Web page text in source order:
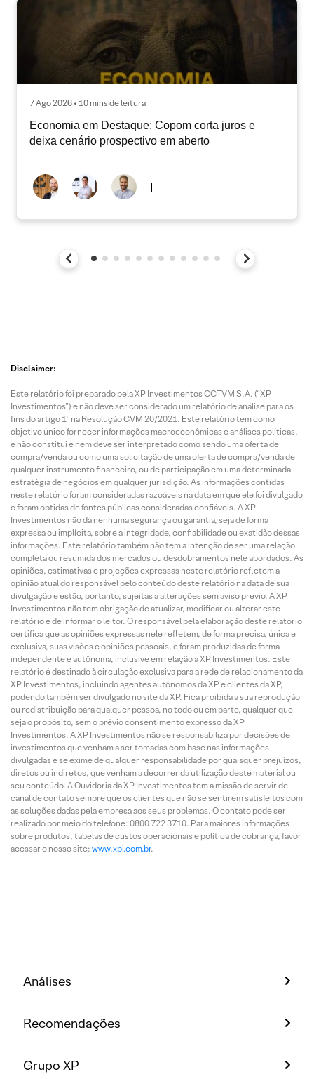
7 Ago 2026 • 10 mins de leitura
Economia em Destaque: Copom corta juros e
deixa cenário prospectivo em aberto
Disclaimer:
Este relatório foi preparado pela XP Investimentos CCTVM S.A. (“XP
Investimentos”) e não deve ser considerado um relatório de análise para os
fins do artigo 1º na Resolução CVM 20/2021. Este relatório tem como
objetivo único fornecer informações macroeconômicas e análises políticas,
e não constitui e nem deve ser interpretado como sendo uma oferta de
compra/venda ou como uma solicitação de uma oferta de compra/venda de
qualquer instrumento financeiro, ou de participação em uma determinada
estratégia de negócios em qualquer jurisdição. As informações contidas
neste relatório foram consideradas razoáveis na data em que ele foi divulgado
e foram obtidas de fontes públicas consideradas confiáveis. A XP
Investimentos não dá nenhuma segurança ou garantia, seja de forma
expressa ou implícita, sobre a integridade, confiabilidade ou exatidão dessas
informações. Este relatório também não tem a intenção de ser uma relação
completa ou resumida dos mercados ou desdobramentos nele abordados. As
opiniões, estimativas e projeções expressas neste relatório refletem a
opinião atual do responsável pelo conteúdo deste relatório na data de sua
divulgação e estão, portanto, sujeitas a alterações sem aviso prévio. A XP
Investimentos não tem obrigação de atualizar, modificar ou alterar este
relatório e de informar o leitor. O responsável pela elaboração deste relatório
certifica que as opiniões expressas nele refletem, de forma precisa, única e
exclusiva, suas visões e opiniões pessoais, e foram produzidas de forma
independente e autônoma, inclusive em relação a XP Investimentos. Este
relatório é destinado à circulação exclusiva para a rede de relacionamento da
XP Investimentos, incluindo agentes autônomos da XP e clientes da XP,
podendo também ser divulgado no site da XP. Fica proibida a sua reprodução
ou redistribuição para qualquer pessoa, no todo ou em parte, qualquer que
seja o propósito, sem o prévio consentimento expresso da XP
Investimentos. A XP Investimentos não se responsabiliza por decisões de
investimentos que venham a ser tomadas com base nas informações
divulgadas e se exime de qualquer responsabilidade por quaisquer prejuízos,
diretos ou indiretos, que venham a decorrer da utilização deste material ou
seu conteúdo. A Ouvidoria da XP Investimentos tem a missão de servir de
canal de contato sempre que os clientes que não se sentirem satisfeitos com
as soluções dadas pela empresa aos seus problemas. O contato pode ser
realizado por meio do telefone: 0800 722 3710. Para maiores informações
sobre produtos, tabelas de custos operacionais e política de cobrança, favor
acessar o nosso site: www.xpi.com.br.
Análises
Recomendações
Grupo XP